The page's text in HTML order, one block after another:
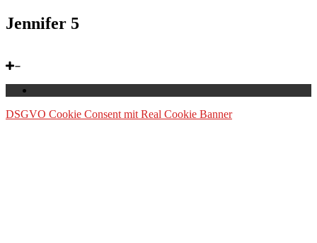
Jennifer 5
DSGVO Cookie Consent mit Real Cookie Banner